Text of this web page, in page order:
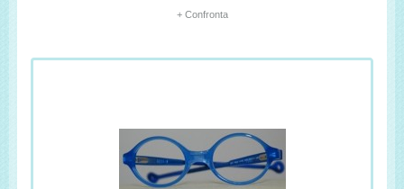
+ Confronta